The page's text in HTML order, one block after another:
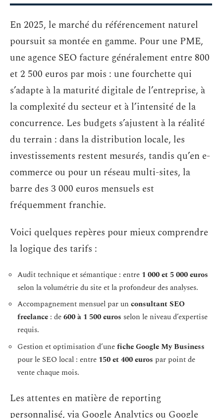
En 2025, le marché du référencement naturel
poursuit sa montée en gamme. Pour une PME,
une agence SEO facture généralement entre 800
et 2 500 euros par mois : une fourchette qui
s’adapte à la maturité digitale de l’entreprise, à
la complexité du secteur et à l’intensité de la
concurrence. Les budgets s’ajustent à la réalité
du terrain : dans la distribution locale, les
investissements restent mesurés, tandis qu’en e-
commerce ou pour un réseau multi-sites, la
barre des 3 000 euros mensuels est
fréquemment franchie.
Voici quelques repères pour mieux comprendre
la logique des tarifs :
Audit technique et sémantique : entre 1 000 et 5 000 euros
selon la volumétrie du site et la profondeur des analyses.
Accompagnement mensuel par un consultant SEO
freelance : de600 à 1 500 euros selon le niveau d’expertise
requis.
Gestion et optimisation d’unefiche Google My Business
pour le SEO local : entre 150 et 400 euros par point de
vente chaque mois.
Les attentes en matière de reporting
personnalisé, via Google Analytics ou Google